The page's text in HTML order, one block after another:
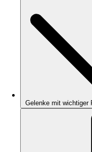
Gelenke mit wichtiger